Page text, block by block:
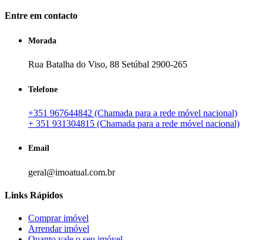
Entre em contacto
Morada
Rua Batalha do Viso, 88 Setúbal 2900-265
Telefone
+351 967644842 (Chamada para a rede móvel nacional)
+ 351 931304815 (Chamada para a rede móvel nacional)
Email
geral@imoatual.com.br
Links Rápidos
Comprar imóvel
Arrendar imóvel